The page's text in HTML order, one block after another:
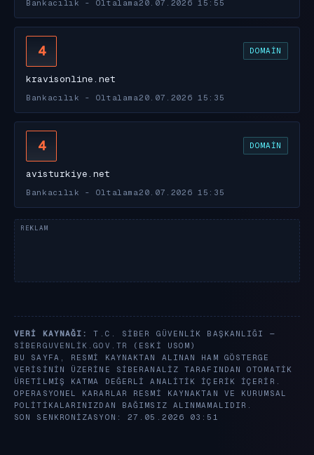
Bankacılık - Oltalama20.07.2026 15:55
4 DOMAIN
kravisonline.net
Bankacılık - Oltalama20.07.2026 15:35
4 DOMAIN
avisturkiye.net
Bankacılık - Oltalama20.07.2026 15:35
VERI KAYNAĞI:
T.C. SIBER GÜVENLIK BAŞKANLIĞI —
SIBERGUVENLIK.GOV.TR
(ESKI USOM)
BU SAYFA, RESMI KAYNAKTAN ALINAN HAM GÖSTERGE
VERISININ ÜZERINE SIBERANALIZ TARAFINDAN OTOMATIK
ÜRETILMIŞ KATMA DEĞERLI ANALITIK IÇERIK IÇERIR.
OPERASYONEL KARARLAR RESMI KAYNAKTAN VE KURUMSAL
POLITIKALARINIZDAN BAĞIMSIZ ALINMAMALIDIR.
SON SENKRONIZASYON: 27.05.2026 03:51